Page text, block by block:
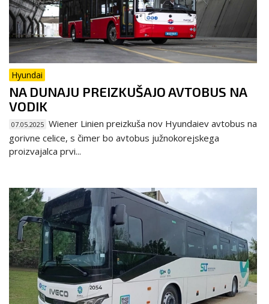
Hyundai
NA DUNAJU PREIZKUŠAJO AVTOBUS NA
VODIK
07.05.2025 Wiener Linien preizkuša nov Hyundaiev avtobus na
gorivne celice, s čimer bo avtobus južnokorejskega
proizvajalca prvi...